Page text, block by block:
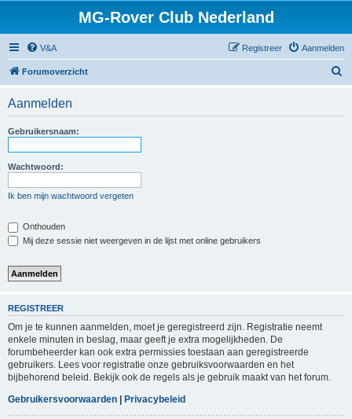
MG-Rover Club Nederland
V&A Aanmelden
Registreer
Forumoverzicht
Aanmelden
Gebruikersnaam:
Wachtwoord:
Ik ben mijn wachtwoord vergeten
Onthouden
Mij deze sessie niet weergeven in de lijst met online gebruikers
REGISTREER
Om je te kunnen aanmelden, moet je geregistreerd zijn. Registratie neemt
enkele minuten in beslag, maar geeft je extra mogelijkheden. De
forumbeheerder kan ook extra permissies toestaan aan geregistreerde
gebruikers. Lees voor registratie onze gebruiksvoorwaarden en het
bijbehorend beleid. Bekijk ook de regels als je gebruik maakt van het forum.
Gebruikersvoorwaarden | Privacybeleid